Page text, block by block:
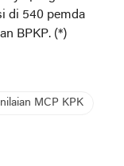
di 540 pemda
BPKP. (*)
MCP KPK